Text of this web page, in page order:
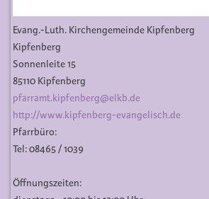
Evang.-Luth. Kirchengemeinde Kipfenberg
Kipfenberg
Sonnenleite 15
85110 Kipfenberg
pfarramt.kipfenberg@elkb.de
http://www.kipfenberg-evangelisch.de
Pfarrbüro:
Tel: 08465 / 1039
Öffnungszeiten: